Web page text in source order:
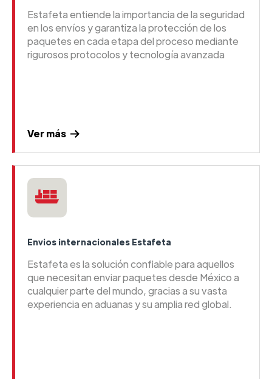
Estafeta entiende la importancia de la seguridad
en los envíos y garantiza la protección de los
paquetes en cada etapa del proceso mediante
rigurosos protocolos y tecnología avanzada
Ver más
Envios internacionales Estafeta
Estafeta es la solución confiable para aquellos
que necesitan enviar paquetes desde México a
cualquier parte del mundo, gracias a su vasta
experiencia en aduanas y su amplia red global.